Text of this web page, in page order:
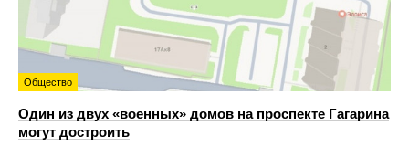
Общество
Один из двух «военных» домов на проспекте Гагарина
могут достроить